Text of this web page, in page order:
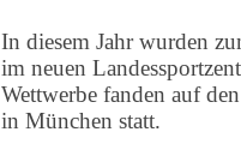
In diesem Jahr wurden
im neuen
Wettwerbe fanden auf
in München statt.